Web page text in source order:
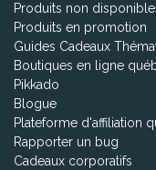
Produits non
Produits en promotion
Guides Cadeaux
Boutiques en ligne
Pikkado
Blogue
Plateforme d'affiliation
Rapporter un bug
Cadeaux corporatifs